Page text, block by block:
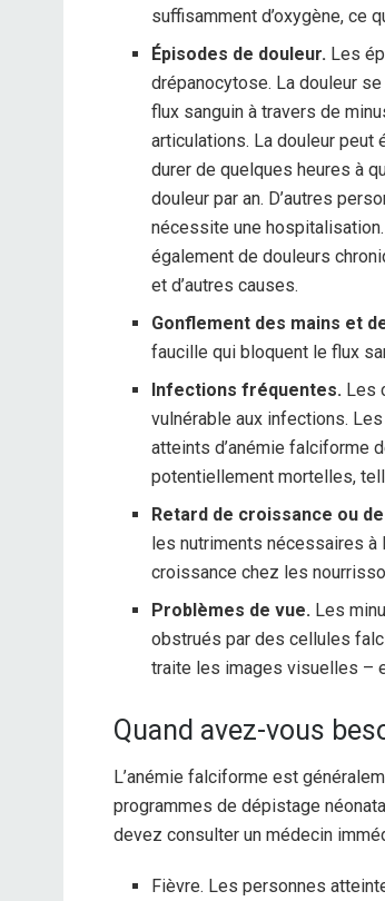
suffisamment d’oxygène, ce
Épisodes de douleur. Les
drépanocytose. La douleur
flux sanguin à travers de
articulations. La douleur peut
durer de quelques heures à
douleur par an. D’autres
nécessite une
également de douleurs
et d’autres causes.
Gonflement des mains et
faucille qui bloquent le flux
Infections fréquentes. Les
vulnérable aux infections.
atteints d’anémie falciforme
potentiellement mortelles,
Retard de croissance ou
les nutriments nécessaires à
croissance chez les
Problèmes de vue. Les
obstrués par des cellules
traite les images visuelles –
Quand avez-vous
L’anémie falciforme est
programmes de dépistage
devez consulter un médecin
Fièvre. Les personnes